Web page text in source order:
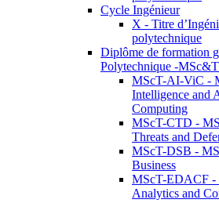
Cycle Ingénieur
X - Titre
polytechnique
Diplôme de formation
Polytechnique -MSc&T
MScT-AI-ViC -
Intelligence and
Computing
MScT-CTD -
Threats and
MScT-DSB -
Business
MScT-EDACF -
Analytics and